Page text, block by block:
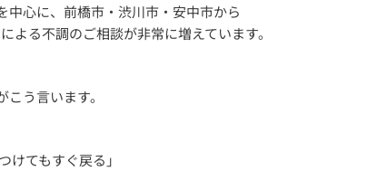
中心に、前橋市・渋川市・安中市から
よる不調のご相談が非常に増えています。
う言います。
けてもすぐ戻る」